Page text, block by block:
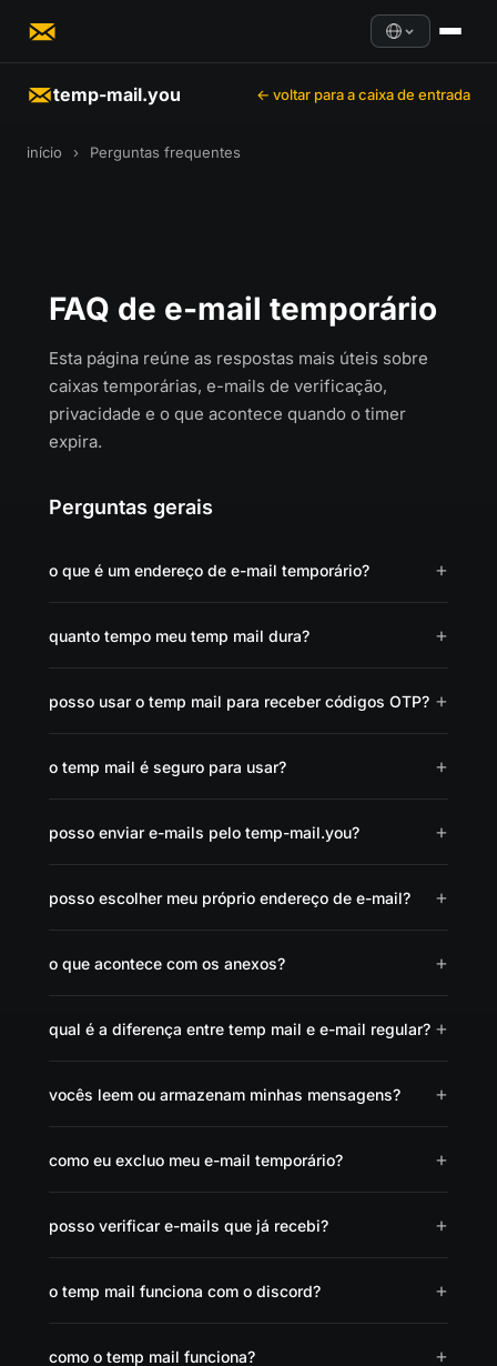
temp-mail.you ← voltar para a caixa de entrada
início › Perguntas frequentes
FAQ de e-mail temporário
Esta página reúne as respostas mais úteis sobre
caixas temporárias, e-mails de verificação,
privacidade e o que acontece quando o timer
expira.
Perguntas gerais
o que é um endereço de e-mail temporário?
quanto tempo meu temp mail dura?
posso usar o temp mail para receber códigos OTP?
o temp mail é seguro para usar?
posso enviar e-mails pelo temp-mail.you?
posso escolher meu próprio endereço de e-mail?
o que acontece com os anexos?
qual é a diferença entre temp mail e e-mail regular?
vocês leem ou armazenam minhas mensagens?
como eu excluo meu e-mail temporário?
posso verificar e-mails que já recebi?
o temp mail funciona com o discord?
como o temp mail funciona?